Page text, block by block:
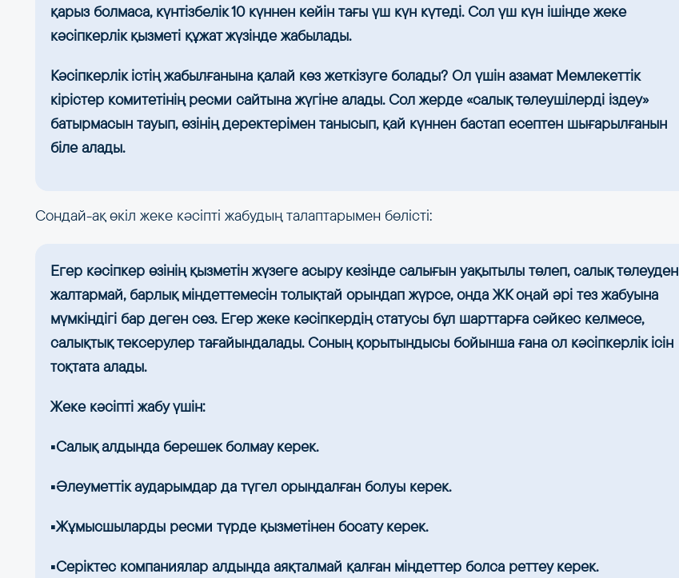
қарыз болмаса, күнтізбелік 10 күннен кейін тағы үш күн күтеді. Сол үш күн ішінде жеке
кәсіпкерлік қызметі құжат жүзінде жабылады.
Кәсіпкерлік істің жабылғанына қалай көз жеткізуге болады? Ол үшін азамат Мемлекеттік
кірістер комитетінің ресми сайтына жүгіне алады. Сол жерде «салық төлеушілерді іздеу»
батырмасын тауып, өзінің деректерімен танысып, қай күннен бастап есептен шығарылғанын
біле алады.
Сондай-ақ өкіл жеке кәсіпті жабудың талаптарымен бөлісті:
Егер кәсіпкер өзінің қызметін жүзеге асыру кезінде салығын уақытылы төлеп, салық төлеуден
жалтармай, барлық міндеттемесін толықтай орындап жүрсе, онда ЖК оңай әрі тез жабуына
мүмкіндігі бар деген сөз. Егер жеке кәсіпкердің статусы бұл шарттарға сәйкес келмесе,
салықтық тексерулер тағайындалады. Соның қорытындысы бойынша ғана ол кәсіпкерлік ісін
тоқтата алады.
Жеке кәсіпті жабу үшін:
▪️Салық алдында берешек болмау керек.
▪️Әлеуметтік аударымдар да түгел орындалған болуы керек.
▪️Жұмысшыларды ресми түрде қызметінен босату керек.
▪️Серіктес компаниялар алдында аяқталмай қалған міндеттер болса реттеу керек.